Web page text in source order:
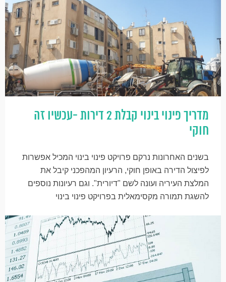
מדריך פינוי בינוי קבלת 2 דירות -עכשיו זה
חוקי
בשנים האחרונות נרקם פרויקט פינוי בינוי המכיל אפשרות
לפיצול הדירה באופן חוקי, הרעיון המהפכני קיבל את
המלצת העיריה ועונה לשם "דיורית". וגם רעיונות נוספים
להשגת תמורה מקסימאלית בפרויקט פינוי בינוי